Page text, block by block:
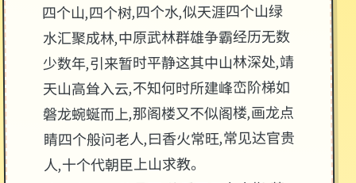
四个山,四个树,四个水,似天涯四个山绿
水汇聚成林,中原武林群雄争霸经历无数
少数年,引来暂时平静这其中山林深处,靖
天山高耸入云,不知何时所建峰峦阶梯如
磐龙蜿蜒而上,那阁楼又不似阁楼,画龙点
睛四个般问老人,曰香火常旺,常见达官贵
人,十个代朝臣上山求教。